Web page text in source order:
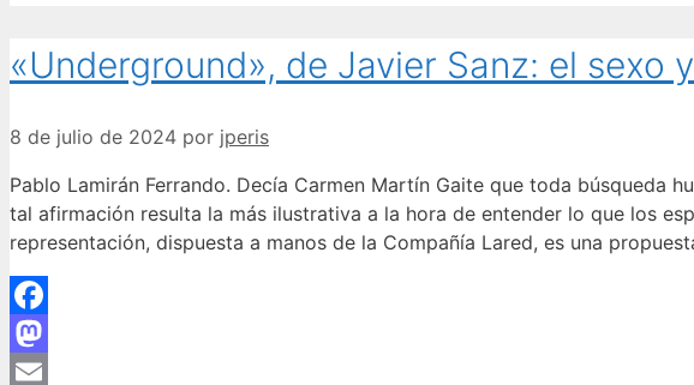
«Underground», de Javier Sanz: el sexo
8 de julio de 2024 por jperis
Pablo Lamirán Ferrando. Decía Carmen Martín Gaite que toda búsqueda
tal afirmación resulta la más ilustrativa a la hora de entender lo que los
representación, dispuesta a manos de la Compañía Lared, es una
Facebook
Mastodon